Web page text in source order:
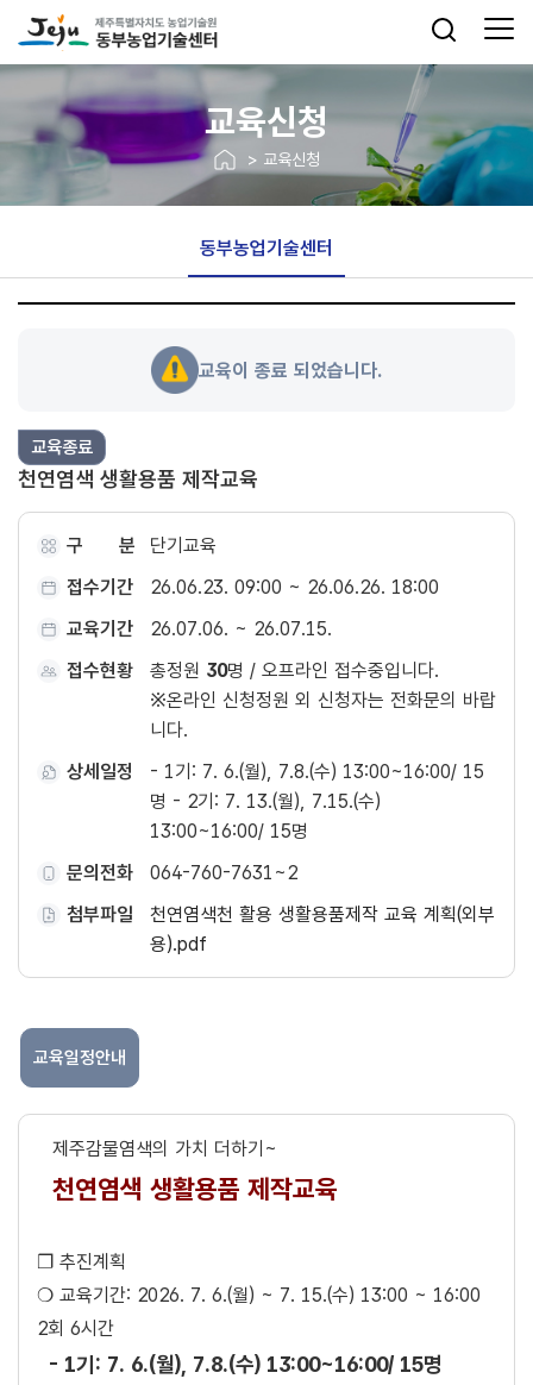
교육신청
> 교육신청
동부농업기술센터
교육이 종료 되었습니다.
천연염색 생활용품 제작교육
교육종료
구 분
단기교육
접수기간
26.06.23. 09:00 ~ 26.06.26. 18:00
교육기간
26.07.06. ~ 26.07.15.
접수현황
총정원 30명 / 오프라인 접수중입니다.
※온라인 신청정원 외 신청자는 전화문의 바랍
니다.
상세일정
- 1기: 7. 6.(월), 7.8.(수) 13:00~16:00/ 15
명 - 2기: 7. 13.(월), 7.15.(수)
13:00~16:00/ 15명
문의전화
064-760-7631~2
첨부파일
천연염색천 활용 생활용품제작 교육 계획(외부
용).pdf
교육일정안내
제주감물염색의 가치 더하기~
천연염색 생활용품 제작교육
❐ 추진계획
❍ 교육기간: 2026. 7. 6.(월) ~ 7. 15.(수) 13:00 ~ 16:00
2회 6시간
- 1기: 7. 6.(월), 7.8.(수) 13:00~16:00/ 15명